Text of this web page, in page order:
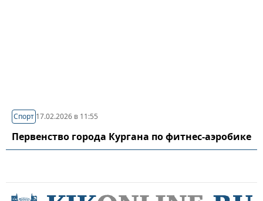
Спорт 17.02.2026 в 11:55
Первенство города Кургана по фитнес-аэробике